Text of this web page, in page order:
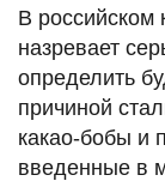
В российском
назревает
определить
причиной
какао-бобы и
введенные в